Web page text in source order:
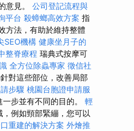
意見。 公司登記流程與
平台 殺蟑螂高效方案 指
方法，有助於維持整體
SEO機構 健康坐月子的
整脊療程 瑞典式按摩可
全方位除蟲專家 徵信社
對這些部位，改善局部
步驟 桃園台胞證申請服
步並有不同的目的。 輕
例如頸部緊繃，您可以
重建的解決方案 外燴推